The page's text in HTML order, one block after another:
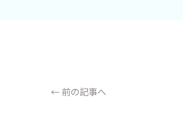
← 前の記事へ